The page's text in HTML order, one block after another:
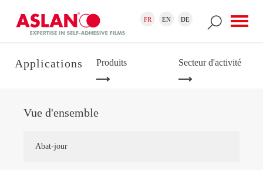
Formulaire de recherche
Recherche FR EN DE
Applications Produits Secteur d'activité
Vue d'ensemble
Abat-jour